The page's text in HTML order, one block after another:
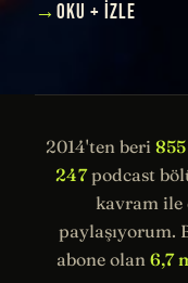
→ OKU + İZLE
2014'ten beri 855
247podcast
kavram
paylaşıyorum.
abone olan 6,7